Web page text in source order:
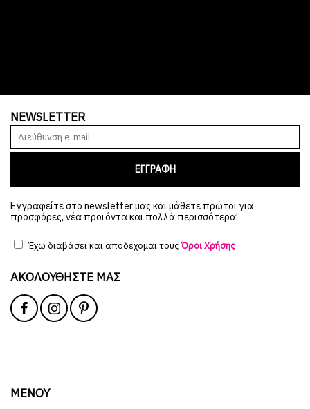
NEWSLETTER
ΕΓΓΡΑΦΗ
Εγγραφείτε στο newsletter μας και μάθετε πρώτοι για
προσφόρες, νέα προϊόντα και πολλά περισσότερα!
Έχω διαβάσει και αποδέχομαι τουςΌροι Χρήσης
ΑΚΟΛΟΥΘΉΣΤΕ ΜΑΣ
ΜΕΝΟΥ